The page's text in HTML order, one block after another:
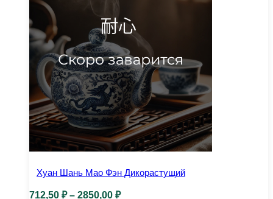
несколько
вариаций.
Опции
можно
выбрать
на
странице
товара.
Хуан Шань Мао Фэн Дикорастущий
712,50 ₽ – 2850,00 ₽Диапазон